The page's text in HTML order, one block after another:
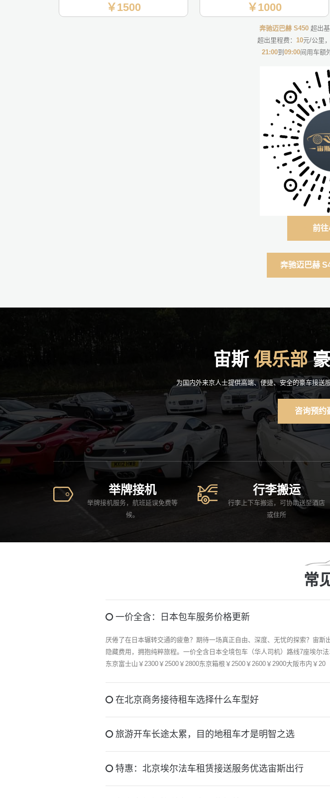
￥1700 ￥800
前
￥1500 ￥1000
奔驰迈巴赫 S450 超出
超出里程费： 10元/公里
21:00到 09:00间用车额
前
奔驰迈巴赫
￥3500 ￥2000
前
￥2500 ￥1300
前
￥900 ￥450
前
￥1300 ￥800
前
￥900 ￥400
前
￥900 ￥600
前
￥2200 ￥1200
前
￥2200 ￥1200
前
￥1000 ￥500
前
￥1000 ￥450
前
￥1000 ￥500
前
￥1800 ￥700
前
￥2500 ￥1000
前
￥2200 ￥1000
前
￥3500 ￥1500
前
￥4000 ￥1500
前
￥12000 ￥4000
前
￥8000 ￥3500
前
宙斯 俱乐部
为国内外来京人士提供高端、便捷、安全的豪车接送
咨询预约
举牌接机
举牌接机服务，航班延误免费等
候。
行李搬运
行李上下车搬运，可协助送至酒店
或住所
常
一价全含：日本包车服务价格更新
厌倦了在日本辗转交通的疲惫？期待一场真正自由、深度、无忧的探索？宙斯
隐藏费用，拥抱纯粹旅程。一价全含日本全境包车（华人司机）路线7座埃尔
东京富士山￥2300￥2500￥2800东京箱根￥2500￥2600￥2900大阪市内￥20
在北京商务接待租车选择什么车型好
旅游开车长途太累，目的地租车才是明智之选
特惠：北京埃尔法车租赁接送服务优选宙斯出行